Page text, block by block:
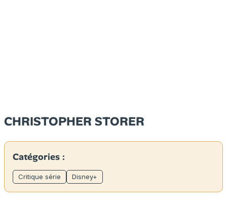
CHRISTOPHER STORER
Catégories :
Critique série Disney+